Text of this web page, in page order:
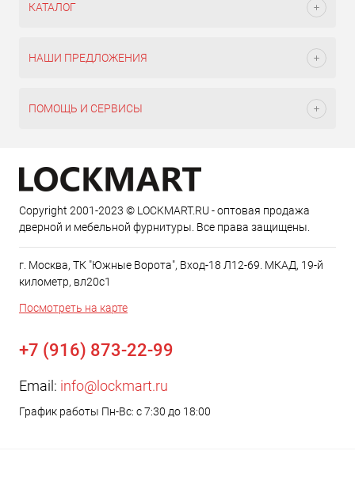
КАТАЛОГ
НАШИ ПРЕДЛОЖЕНИЯ
ПОМОЩЬ И СЕРВИСЫ
Copyright 2001-2023 © LOCKMART.RU - оптовая продажа
дверной и мебельной фурнитуры. Все права защищены.
г. Москва, ТК "Южные Ворота", Вход-18 Л12-69. МКАД, 19-й
километр, вл20с1
Посмотреть на карте
+7 (916) 873-22-99
Email: info@lockmart.ru
График работы Пн-Вс: с 7:30 до 18:00